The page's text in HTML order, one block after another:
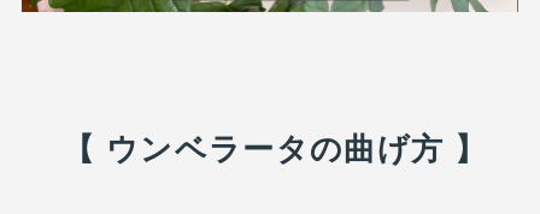
【 ウンベラータの曲げ方 】